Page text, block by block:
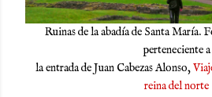
Ruinas de la abadía de Santa María.
perteneciente a
la entrada de Juan Cabezas Alonso,
reina del norte